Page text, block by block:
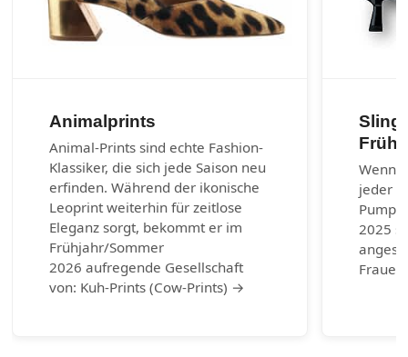
Animalprints
Animal-Prints sind echte Fashion-
Klassiker, die sich jede Saison neu
erfinden. Während der ikonische
Leoprint weiterhin für zeitlose
Eleganz sorgt, bekommt er im
Frühjahr/Sommer
2026 aufregende Gesellschaft
von: Kuh-Prints (Cow-Prints) →
Wenn
jeder
2025